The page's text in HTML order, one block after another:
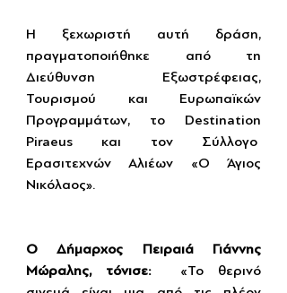
Η ξεχωριστή αυτή δράση,
πραγματοποιήθηκε από τη
Διεύθυνση Εξωστρέφειας,
Τουρισμού και Ευρωπαϊκών
Προγραμμάτων, το Destination
Piraeus και τον Σύλλογο
Ερασιτεχνών Αλιέων «Ο Άγιος
Νικόλαος».
Ο Δήμαρχος Πειραιά Γιάννης
Μώραλης, τόνισε:
«Το θερινό